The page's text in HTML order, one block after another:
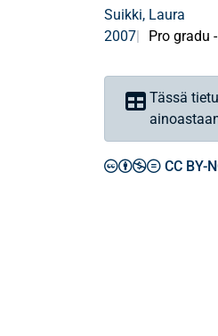
Suikki, Laura
2007
Pro gradu
Tässä
CC BY-